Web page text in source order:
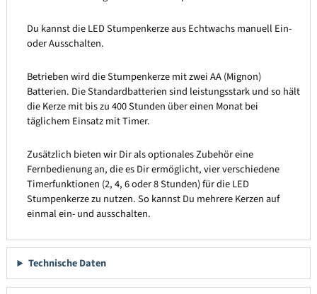
Du kannst die LED Stumpenkerze aus Echtwachs manuell Ein-
oder Ausschalten.
Betrieben wird die Stumpenkerze mit zwei AA (Mignon)
Batterien. Die Standardbatterien sind leistungsstark und so hält
die Kerze mit bis zu 400 Stunden über einen Monat bei
täglichem Einsatz mit Timer.
Zusätzlich bieten wir Dir als optionales Zubehör eine
Fernbedienung an, die es Dir ermöglicht, vier verschiedene
Timerfunktionen (2, 4, 6 oder 8 Stunden) für die LED
Stumpenkerze zu nutzen. So kannst Du mehrere Kerzen auf
einmal ein- und ausschalten.
Technische Daten